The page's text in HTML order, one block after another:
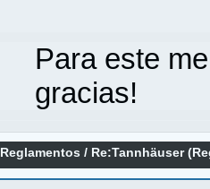
Para este
gracias!
Reglamentos / Re:Tannhäuser